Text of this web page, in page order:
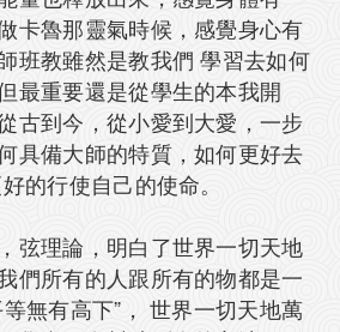
卡魯那靈氣時候，感覺身心有
班教雖然是教我們 學習去如何
最重要還是從學生的本我開
古到今，從小愛到大愛，一步
具備大師的特質，如何更好去
的行使自己的使命。
弦理論，明白了世界一切天地
們所有的人跟所有的物都是一
無有高下”， 世界一切天地萬